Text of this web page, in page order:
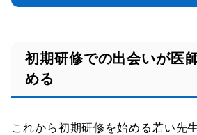
初期研修での出会いが医
める
これから初期研修を始める若い先